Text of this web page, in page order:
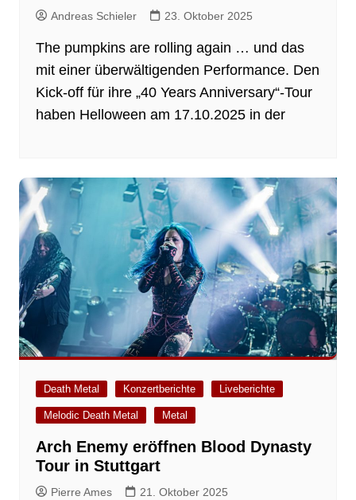
Andreas Schieler 23. Oktober 2025
The pumpkins are rolling again … und das
mit einer überwältigenden Performance. Den
Kick-off für ihre „40 Years Anniversary“-Tour
haben Helloween am 17.10.2025 in der
Death Metal Konzertberichte Liveberichte
Melodic Death Metal Metal
Arch Enemy eröffnen Blood Dynasty
Tour in Stuttgart
Pierre Ames 21. Oktober 2025